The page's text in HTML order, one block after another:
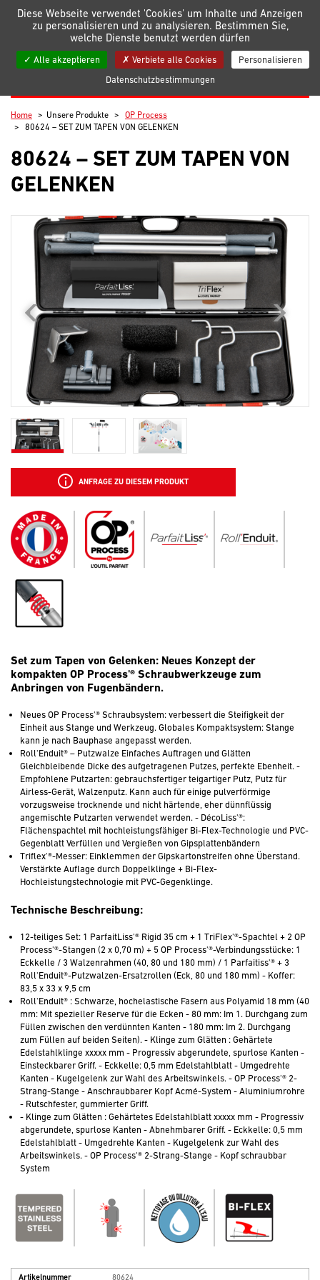
Meine Listen
OP PROCESS
Home Unsere Produkte
OP Process
80624 – SET ZUM TAPEN VON GELENKEN
80624 – SET ZUM TAPEN VON
GELENKEN
ANFRAGE ZU DIESEM PRODUKT
Set zum Tapen von Gelenken: Neues Konzept der
kompakten OP Process'® Schraubwerkzeuge zum
Anbringen von Fugenbändern.
Neues OP Process'® Schraubsystem: verbessert die Steifigkeit der
Einheit aus Stange und Werkzeug. Globales Kompaktsystem: Stange
kann je nach Bauphase angepasst werden.
Roll'Enduit® – Putzwalze Einfaches Auftragen und Glätten
Gleichbleibende Dicke des aufgetragenen Putzes, perfekte Ebenheit. -
Empfohlene Putzarten: gebrauchsfertiger teigartiger Putz, Putz für
Airless-Gerät, Walzenputz. Kann auch für einige pulverförmige
vorzugsweise trocknende und nicht härtende, eher dünnflüssig
angemischte Putzarten verwendet werden. - DécoLiss'®:
Flächenspachtel mit hochleistungsfähiger Bi-Flex-Technologie und PVC-
Gegenblatt Verfüllen und Vergießen von Gipsplattenbändern
Triflex'®-Messer: Einklemmen der Gipskartonstreifen ohne Überstand.
Verstärkte Auflage durch Doppelklinge + Bi-Flex-
Hochleistungstechnologie mit PVC-Gegenklinge.
Technische Beschreibung:
12-teiliges Set: 1 ParfaitLiss'® Rigid 35 cm + 1 TriFlex'®-Spachtel + 2 OP
Process'®-Stangen (2 x 0,70 m) + 5 OP Process'®-Verbindungsstücke: 1
Eckkelle / 3 Walzenrahmen (40, 80 und 180 mm) / 1 Parfaitiss'® + 3
Roll'Enduit®-Putzwalzen-Ersatzrollen (Eck, 80 und 180 mm) - Koffer:
83,5 x 33 x 9,5 cm
Roll'Enduit® : Schwarze, hochelastische Fasern aus Polyamid 18 mm (40
mm: Mit spezieller Reserve für die Ecken - 80 mm: Im 1. Durchgang zum
Füllen zwischen den verdünnten Kanten - 180 mm: Im 2. Durchgang
zum Füllen auf beiden Seiten). - Klinge zum Glätten : Gehärtete
Edelstahlklinge xxxxx mm - Progressiv abgerundete, spurlose Kanten -
Einsteckbarer Griff. - Eckkelle: 0,5 mm Edelstahlblatt - Umgedrehte
Kanten - Kugelgelenk zur Wahl des Arbeitswinkels. - OP Process'® 2-
Strang-Stange - Anschraubbarer Kopf Acmé-System - Aluminiumrohre
- Rutschfester, gummierter Griff.
- Klinge zum Glätten : Gehärtetes Edelstahlblatt xxxxx mm - Progressiv
abgerundete, spurlose Kanten - Abnehmbarer Griff. - Eckkelle: 0,5 mm
Edelstahlblatt - Umgedrehte Kanten - Kugelgelenk zur Wahl des
Arbeitswinkels. - OP Process'® 2-Strang-Stange - Kopf schraubbar
System
Artikelnummer 80624
Diese Webseite verwendet 'Cookies' um Inhalte und Anzeigen
zu personalisieren und zu analysieren. Bestimmen Sie,
welche Dienste benutzt werden dürfen
Alle akzeptieren Verbiete alle Cookies
Personalisieren
Datenschutzbestimmungen